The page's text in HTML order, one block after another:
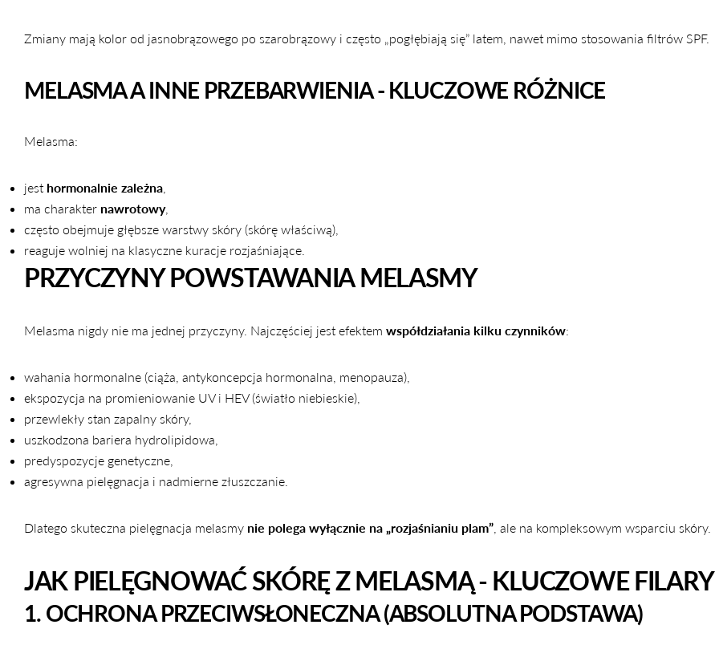
Zmiany mają kolor od jasnobrązowego po szarobrązowy i często „pogłębiają się” latem, nawet mimo stosowania filtrów SPF.
MELASMA A INNE PRZEBARWIENIA - KLUCZOWE RÓŻNICE
Melasma:
jest hormonalnie zależna
ma charakter nawrotowy,
często obejmuje głębsze warstwy skóry (skórę właściwą),
reaguje wolniej na klasyczne kuracje rozjaśniające.
PRZYCZYNY POWSTAWANIA MELASMY
Melasma nigdy nie ma jednej przyczyny. Najczęściej jest efektem współdziałania kilku czynników:
wahania hormonalne (ciąża, antykoncepcja hormonalna, menopauza),
ekspozycja na promieniowanie UV i HEV (światło niebieskie),
przewlekły stan zapalny skóry,
uszkodzona bariera hydrolipidowa,
predyspozycje genetyczne,
agresywna pielęgnacja i nadmierne złuszczanie.
Dlatego skuteczna pielęgnacja melasmy nie polega wyłącznie na „rozjaśnianiu plam” , ale na kompleksowym wsparciu skóry.
JAK PIELĘGNOWAĆ SKÓRĘ Z MELASMĄ - KLUCZOWE FILARY
1. OCHRONA PRZECIWSŁONECZNA (ABSOLUTNA PODSTAWA)
UDOSTĘPNIJ TEN ARTYKUŁ